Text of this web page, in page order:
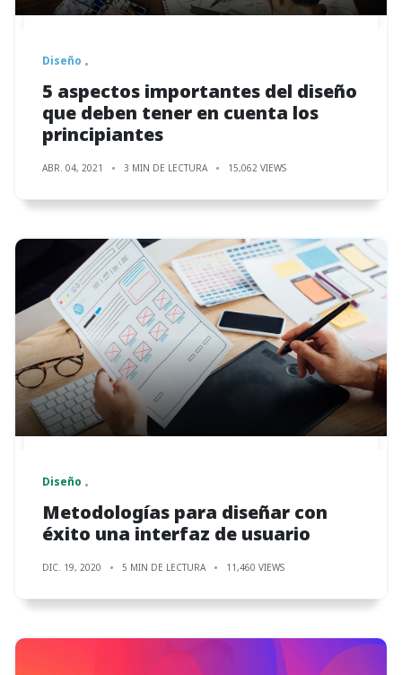
Diseño
5 aspectos importantes del diseño
que deben tener en cuenta los
principiantes
ABR. 04, 2021 3 MIN DE LECTURA 15,062 VIEWS
Diseño
Metodologías para diseñar con
éxito una interfaz de usuario
DIC. 19, 2020 5 MIN DE LECTURA 11,460 VIEWS